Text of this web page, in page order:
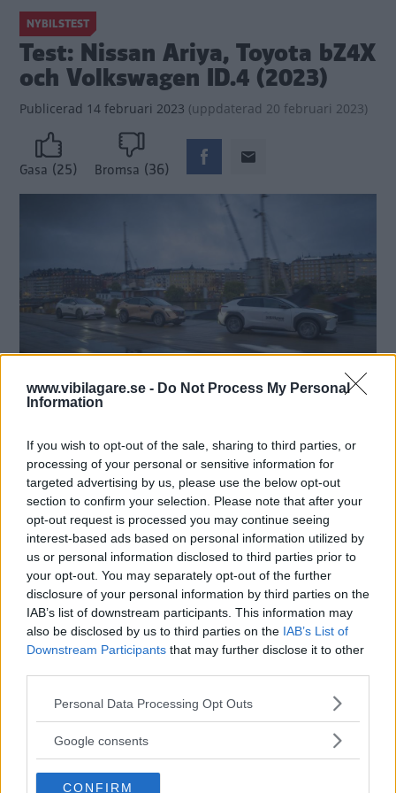
www.vibilagare.se - Do Not Process My Personal
Information
If you wish to opt-out of the sale, sharing to third parties, or
processing of your personal or sensitive information for
targeted advertising by us, please use the below opt-out
section to confirm your selection. Please note that after your
opt-out request is processed you may continue seeing
interest-based ads based on personal information utilized by
us or personal information disclosed to third parties prior to
your opt-out. You may separately opt-out of the further
disclosure of your personal information by third parties on the
IAB’s list of downstream participants. This information may
also be disclosed by us to third parties on the IAB’s List of
Downstream Participants that may further disclose it to other
Please note that this website/app uses one or more Google
not limited to your visit or usage behaviour. You may click to
use your data for below specified purposes in below Google
Personal Data Processing Opt Outs
Google consents
CONFIRM
NYBILSTEST
Test: Nissan Ariya, Toyota bZ4X
och Volkswagen ID.4 (2023)
Publicerad 14 februari 2023 (uppdaterad 20 februari 2023)
Gasa (25) Bromsa (36)
Svensson vill inte ha någon förnumstig ostkupa i
familjebilen är av tradition stor och ganska dyr.
Klassens storsäljare heter Volkswagen ID.4 men nu tar
Nissan Ariya och Toyota bZ4X upp jakten.
Text
Tommy Wahlström
Fotograf
Simon Hamelius
Det här är en låst artikel.Logga inför
att fortsätta läsa.